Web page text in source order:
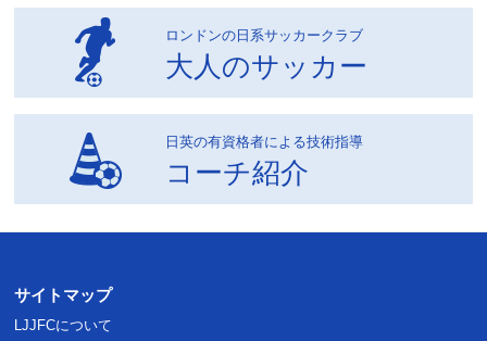
ロンドンの日系サッカークラブ
大人のサッカー
日英の有資格者による技術指導
コーチ紹介
サイトマップ
LJJFCについて